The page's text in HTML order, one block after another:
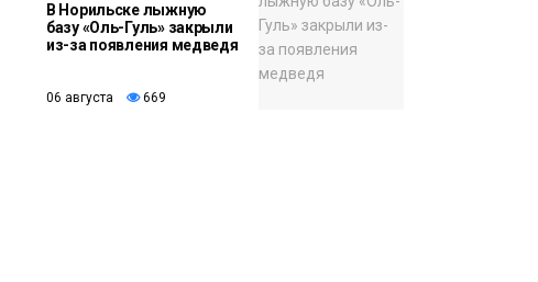
В Норильске лыжную
базу «Оль-Гуль» закрыли
из-за появления медведя
06 августа 669